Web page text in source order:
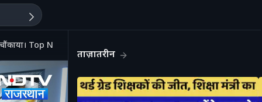
Top News
ताज़ातरीन